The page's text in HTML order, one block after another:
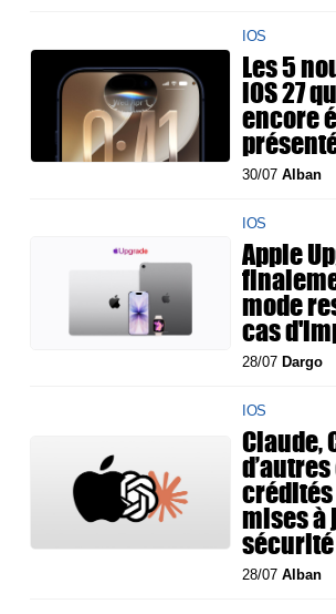
IOS
Les 5
iOS 27
encore
30/07Alban
IOS
Apple
mode
cas
28/07 Dargo
IOS
Claude,
mises à
sécurité
28/07Alban